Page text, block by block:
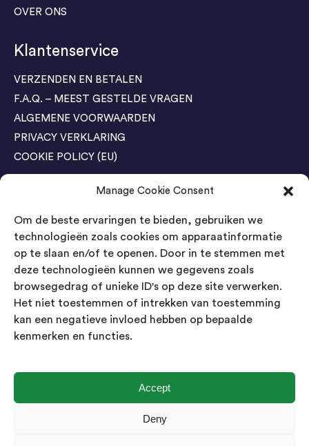
Manage Cookie Consent
Om de beste ervaringen te bieden, gebruiken we
technologieën zoals cookies om apparaatinformatie
op te slaan en/of te openen. Door in te stemmen met
deze technologieën kunnen we gegevens zoals
browsegedrag of unieke ID's op deze site verwerken.
Het niet toestemmen of intrekken van toestemming
kan een negatieve invloed hebben op bepaalde
kenmerken en functies.
Accept
Deny
OVER ONS
Klantenservice
VERZENDEN EN BETALEN
F.A.Q. – MEEST GESTELDE VRAGEN
ALGEMENE VOORWAARDEN
PRIVACY VERKLARING
COOKIE POLICY (EU)
Agenda Trade Shows
04-05 November / SVG FAIR Winterswijk
Bestel GRATIS kaarten
24-26 March / IAW Trade Fair - Cologne
Bestel GRATIS kaarten
Contact
Showroom geopend op afspraak